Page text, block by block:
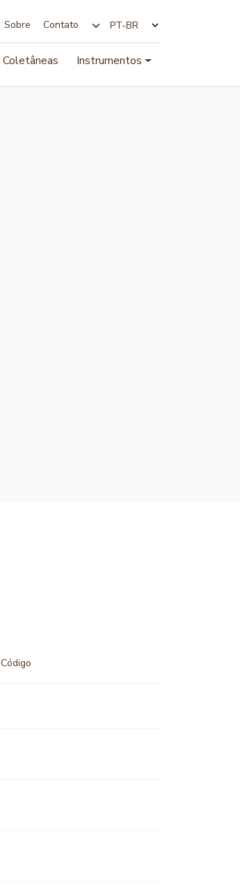
Sobre Contato
Coletâneas Instrumentos
Código